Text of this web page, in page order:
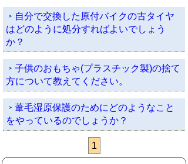
自分で交換した原付バイクの古タイヤ
はどのように処分すればよいでしょう
か？
子供のおもちゃ(プラスチック製)の捨て
方について教えてください。
葦毛湿原保護のためにどのようなこと
をやっているのでしょうか？
1